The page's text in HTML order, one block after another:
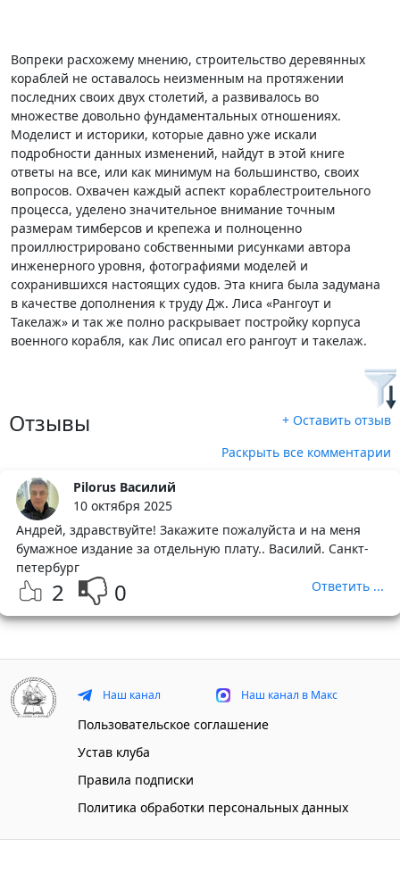
Вопреки расхожему мнению, строительство деревянных
кораблей не оставалось неизменным на протяжении
последних своих двух столетий, а развивалось во
множестве довольно фундаментальных отношениях.
Моделист и историки, которые давно уже искали
подробности данных изменений, найдут в этой книге
ответы на все, или как минимум на большинство, своих
вопросов. Охвачен каждый аспект кораблестроительного
процесса, уделено значительное внимание точным
размерам тимберсов и крепежа и полноценно
проиллюстрировано собственными рисунками автора
инженерного уровня, фотографиями моделей и
сохранившихся настоящих судов. Эта книга была задумана
в качестве дополнения к труду Дж. Лиса «Рангоут и
Такелаж» и так же полно раскрывает постройку корпуса
военного корабля, как Лис описал его рангоут и такелаж.
Отзывы
+ Оставить отзыв
Раскрыть все комментарии
Pilorus Василий
10 октября 2025
Андрей, здравствуйте! Закажите пожалуйста и на меня
бумажное издание за отдельную плату.. Василий. Санкт-
петербург
2 0 Ответить ...
Наш канал Наш канал в Макс
Пользовательское соглашение
Устав клуба
Правила подписки
Политика обработки персональных данных